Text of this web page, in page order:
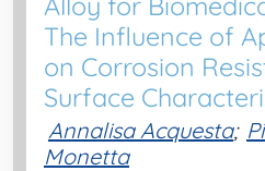
The Influence of
on Corrosion
Surface
Annalisa Acquesta;
Monetta